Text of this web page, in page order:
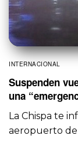
INTERNACIONAL
Suspenden
una
La Chispa te
aeropuerto de